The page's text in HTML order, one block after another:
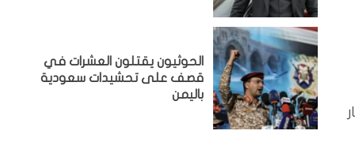
بـ 48.4 مليار
الحوثيون يقتلون العشرات في
قصف على تحشيدات سعودية
باليمن